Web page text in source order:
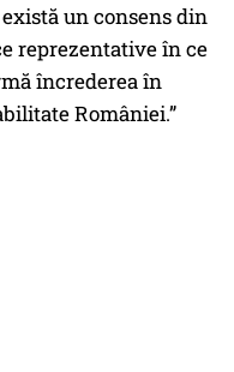
un consens din
reprezentative în ce
încrederea în
României.”